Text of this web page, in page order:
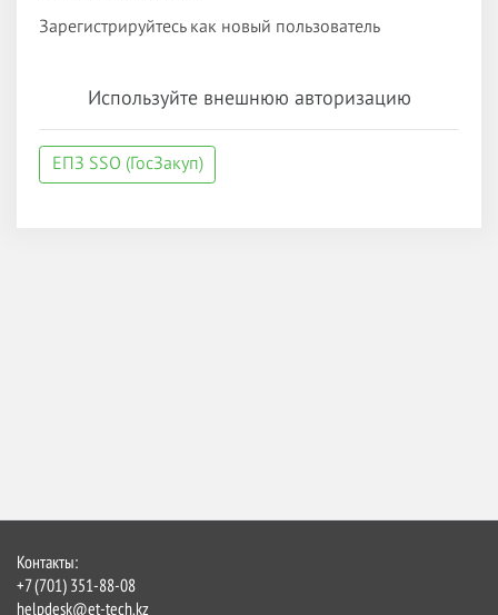
Зарегистрируйтесь как новый пользователь
Используйте внешнюю авторизацию
ЕПЗ SSO (ГосЗакуп)
Контакты:
+7 (701) 351-88-08
helpdesk@et-tech.kz